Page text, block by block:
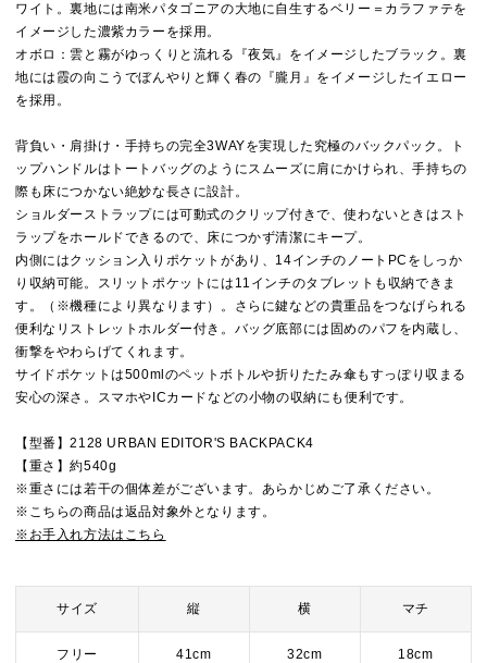
ワイト。裏地には南米パタゴニアの大地に自生するベリー＝カラファテを
イメージした濃紫カラーを採用。
オボロ：雲と霧がゆっくりと流れる『夜気』をイメージしたブラック。裏
地には霞の向こうでぼんやりと輝く春の『朧月』をイメージしたイエロー
を採用。
背負い・肩掛け・手持ちの完全3WAYを実現した究極のバックパック。ト
ップハンドルはトートバッグのようにスムーズに肩にかけられ、手持ちの
際も床につかない絶妙な長さに設計。
ショルダーストラップには可動式のクリップ付きで、使わないときはスト
ラップをホールドできるので、床につかず清潔にキープ。
内側にはクッション入りポケットがあり、14インチのノートPCをしっか
り収納可能。スリットポケットには11インチのタブレットも収納できま
す。（※機種により異なります）。さらに鍵などの貴重品をつなげられる
便利なリストレットホルダー付き。バッグ底部には固めのパフを内蔵し、
衝撃をやわらげてくれます。
サイドポケットは500mlのペットボトルや折りたたみ傘もすっぽり収まる
安心の深さ。スマホやICカードなどの小物の収納にも便利です。
【型番】2128 URBAN EDITOR'S BACKPACK4
【重さ】約540g
※重さには若干の個体差がございます。あらかじめご了承ください。
※こちらの商品は返品対象外となります。
※お手入れ方法はこちら
サイズ 縦 横 マチ
フリー 41cm 32cm 18cm